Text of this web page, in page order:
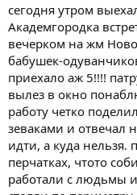
сегодня утром
Академгородка
вечерком на жм
бабушек-
приехало аж 5!!!!
вылез в окно
работу четко
зеваками и отвечал
идти, а куда нельзя.
перчатках, чтото
работали с людьмы